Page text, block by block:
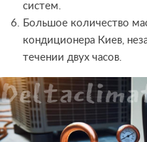
систем.
Большое количество
кондиционера Киев,
течении двух часов.